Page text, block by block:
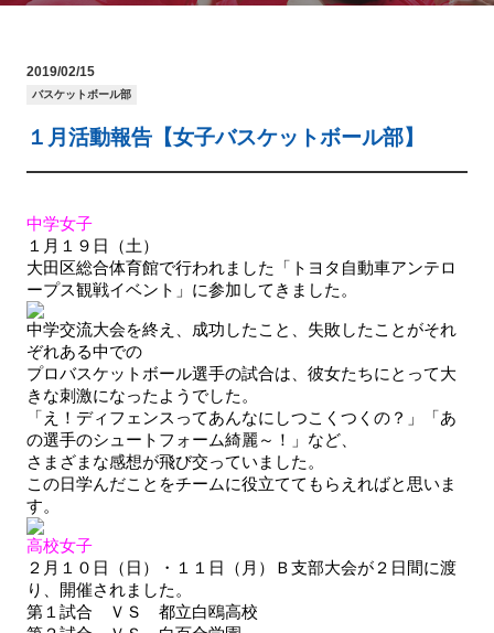
2019/02/15
バスケットボール部
１月活動報告【女子バスケットボール部】
中学女子
１月１９日（土）
大田区総合体育館で行われました「トヨタ自動車アンテロ
ープス観戦イベント」に参加してきました。
中学交流大会を終え、成功したこと、失敗したことがそれ
ぞれある中での
プロバスケットボール選手の試合は、彼女たちにとって大
きな刺激になったようでした。
「え！ディフェンスってあんなにしつこくつくの？」「あ
の選手のシュートフォーム綺麗～！」など、
さまざまな感想が飛び交っていました。
この日学んだことをチームに役立ててもらえればと思いま
す。
高校女子
２月１０日（日）・１１日（月）Ｂ支部大会が２日間に渡
り、開催されました。
第１試合　ＶＳ　都立白鴎高校